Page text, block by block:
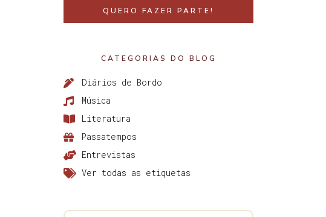
QUERO FAZER PARTE!
CATEGORIAS DO BLOG
Diários de Bordo
Música
Literatura
Passatempos
Entrevistas
Ver todas as etiquetas